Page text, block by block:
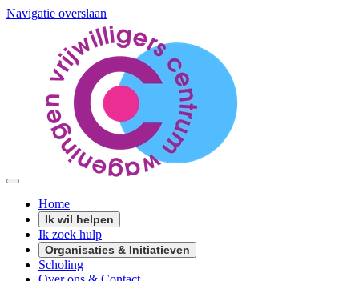
Navigatie overslaan
Home
Ik wil helpen
Ik zoek hulp
Organisaties & Initiatieven
Scholing